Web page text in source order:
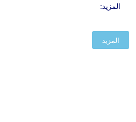
المزيد:
المزيد